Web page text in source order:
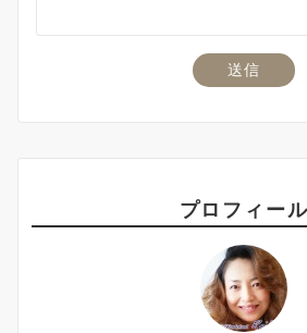
プロフィール